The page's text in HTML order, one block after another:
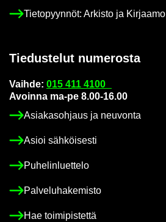
Tie­to­pyyn­nöt: Ar­kis­to ja Kir­jaa­mo
Tie­dus­te­lut nu­me­ros­ta
Vaih­de: 015 411 4100
Avoin­na ma-pe 8.00-16.00
Asia­kas­oh­jaus ja neu­von­ta
Asioi säh­köi­ses­ti
Pu­he­lin­luet­te­lo
Pal­ve­lu­ha­ke­mis­to
Hae toi­mi­pis­tet­tä